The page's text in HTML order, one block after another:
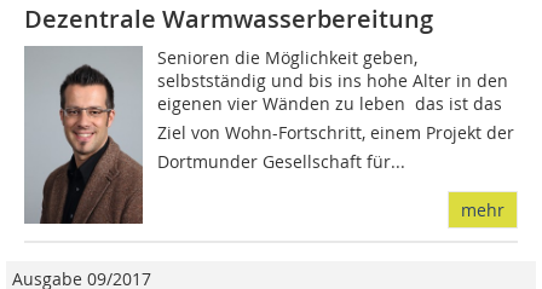
Dezentrale Warmwasserbereitung
Senioren die Möglichkeit geben,
selbstständig und bis ins hohe Alter in den
eigenen vier Wänden zu leben  das ist das
Ziel von Wohn-Fortschritt, einem Projekt der
Dortmunder Gesellschaft für...
mehr
Ausgabe 09/2017